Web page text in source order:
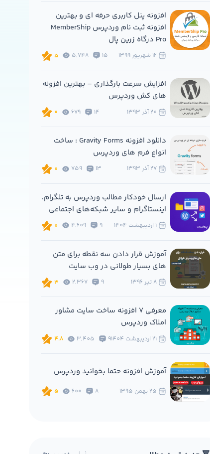
افزونه پنل کاربری حرفه ای و بهترین
افزونه ثبت نام وردپرس MemberShip
Pro درگاه زرین پال
15
5,748
5
افزایش سرعت بارگذاری – بهترین افزونه
های کش وردپرس
14
679
0
دانلود افزونه Gravity Forms : ساخت
انواع فرم های وردپرس
13
759
0
ارسال خودکار مطالب وردپرس به تلگرام،
اینستاگرام و سایر شبکه‌های اجتماعی
9
4,609
0
آموزش قرار دادن سه نقطه برای متن
های بسیار طولانی در وب سایت
9
2,367
3
معرفی 7 افزونه ساخت سایت مشاور
املاک وردپرس
9
3,405
4.8
آموزش افزونه حتما بخوانید وردپرس
8
600
5